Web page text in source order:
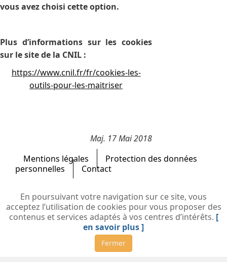
vous avez choisi cette option.
Plus d’informations sur les cookies
sur le site de la CNIL :
https://www.cnil.fr/fr/cookies-les-
outils-pour-les-maitriser
Maj. 17 Mai 2018
Mentions légales
Protection des données
personnelles
Contact
En poursuivant votre navigation sur ce site, vous
acceptez l’utilisation de cookies pour vous proposer des
contenus et services adaptés à vos centres d’intérêts. [
en savoir plus ]
Fermer